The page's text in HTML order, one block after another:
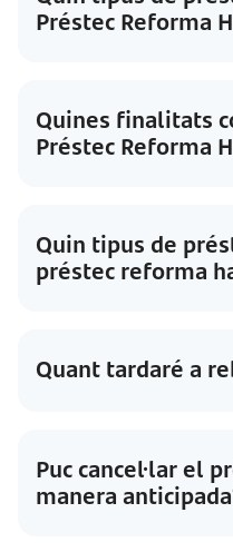
Préstec Reforma
Quines finalitats
Préstec Reforma
Quin tipus de
préstec reforma
Quant tardaré a
Puc cancel·lar el
manera